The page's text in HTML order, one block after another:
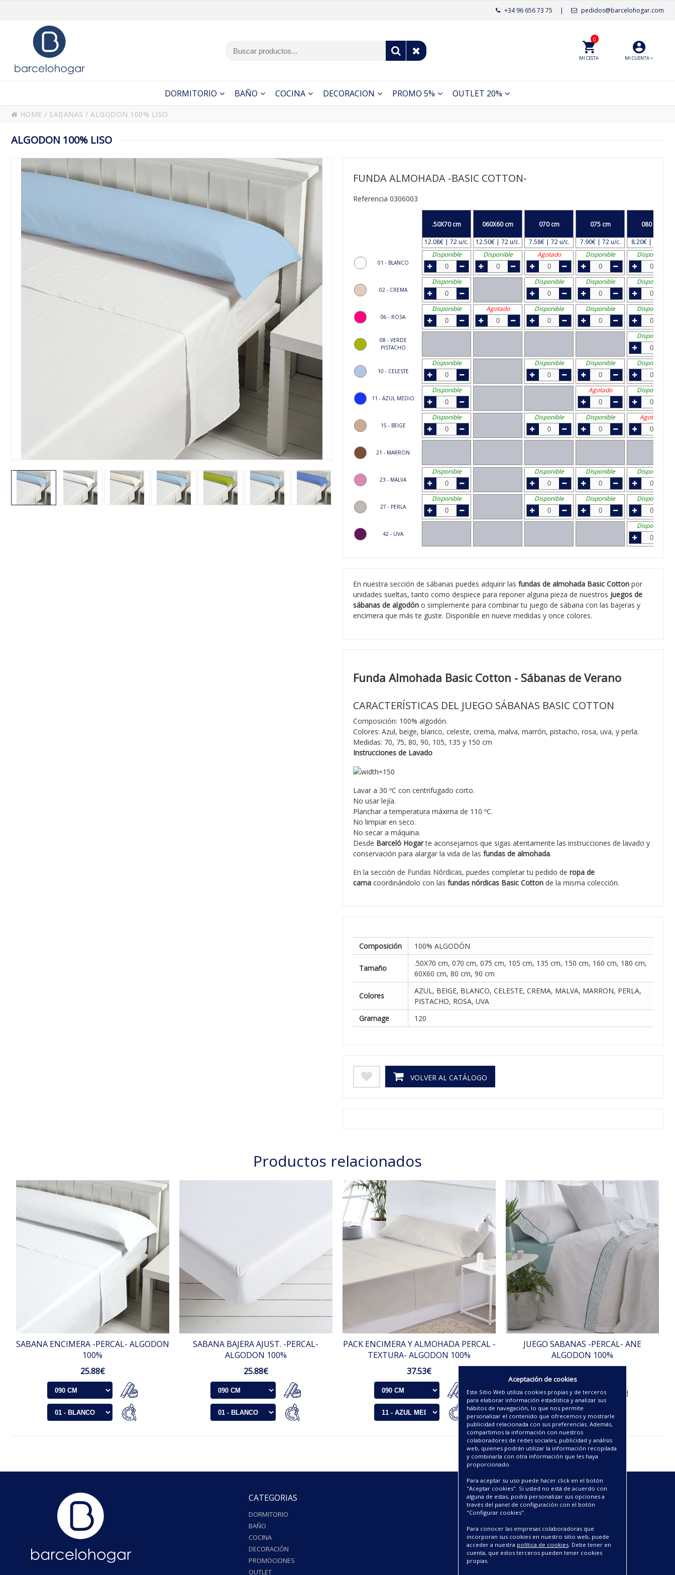
pedidos@barcelohogar.com
|
+34 96 656 73 75
MI CUENTA
MI CESTA
0
DORMITORIO BAÑO COCINA DECORACION PROMO 5% OUTLET 20%
HOME / SABANAS /ALGODON 100% LISO
ALGODON 100% LISO
FUNDA ALMOHADA -BASIC COTTON-
Referencia 0306003
01 - BLANCO
02 - CREMA
06 - ROSA
08 - VERDE
PISTACHO
10 - CELESTE
11 - AZUL MEDIO
15 - BEIGE
21 - MARRON
23 - MALVA
27 - PERLA
42 - UVA
.50X70 cm
12.08€ | 72 u/c.
060X60 cm
12.50€ | 72 u/c.
070 cm
7.58€ | 72 u/c.
075 cm
7.90€ | 72 u/c.
080 cm
8.20€ | 72 u/c.
Disponible
Disponible Agotado Disponible Disponible
Disponible Disponible Disponible Disponible
Disponible Agotado Disponible Disponible Disponible
Disponible
Disponible Disponible Disponible Disponible
Disponible Agotado Disponible
Disponible Disponible Disponible Agotado
Disponible Disponible Disponible Disponible
Disponible Disponible Disponible Disponible
Disponible
En nuestra sección de sábanas puedes adquirir las fundas de almohada Basic Cotton por
unidades sueltas, tanto como despiece para reponer alguna pieza de nuestros juegos de
sábanas de algodón o simplemente para combinar tu juego de sábana con las bajeras y
encimera que más te guste. Disponible en nueve medidas y once colores.
Funda Almohada Basic Cotton - Sábanas de Verano
CARACTERÍSTICAS DEL JUEGO SÁBANAS BASIC COTTON
Composición: 100% algodón.
Colores: Azul, beige, blanco, celeste, crema, malva, marrón, pistacho, rosa, uva, y perla.
Medidas: 70, 75, 80, 90, 105, 135 y 150 cm
Instrucciones de Lavado
Lavar a 30 ºC con centrifugado corto.
No usar lejía.
Planchar a temperatura máxima de 110 ºC.
No limpiar en seco.
No secar a máquina.
Desde Barceló Hogarte aconsejamos que sigas atentamente las instrucciones de lavado y
conservación para alargar la vida de las fundas de almohada.
En la sección de Fundas Nórdicas, puedes completar tu pedido de ropa de
cama coordinándolo con las fundas nórdicas Basic Cotton de la misma colección.
Composición 100% ALGODÓN
Tamaño
.50X70 cm, 070 cm, 075 cm, 105 cm, 135 cm, 150 cm, 160 cm, 180 cm,
60X60 cm, 80 cm, 90 cm
Colores
AZUL, BEIGE, BLANCO, CELESTE, CREMA, MALVA, MARRON, PERLA,
PISTACHO, ROSA, UVA
Gramage
120
VOLVER AL CATÁLOGO
Productos relacionados
SABANA ENCIMERA -PERCAL- ALGODON
100%
25.88€
SABANA BAJERA AJUST. -PERCAL-
ALGODON 100%
25.88€
PACK ENCIMERA Y ALMOHADA PERCAL -
TEXTURA- ALGODON 100%
37.53€
JUEGO SABANAS -PERCAL- ANE
ALGODON 100%
CATEGORIAS
DORMITORIO
BAÑO
COCINA
DECORACIÓN
PROMOCIONES
OUTLET
ENLACES
CATÁLOGOS PDF
SOBRE NOSOTROS
CONDICIONES DE ENVÍO Y ENTREGA
POLÍTICA DE DEVOLUCIONES
AVISO LEGAL
Aceptación de cookies
Este Sitio Web utiliza cookies propias y de terceros
para elaborar información estadística y analizar sus
hábitos de navegación, lo que nos permite
personalizar el contenido que ofrecemos y mostrarle
publicidad relacionada con sus preferencias. Además,
compartimos la información con nuestros
colaboradores de redes sociales, publicidad y análisis
web, quienes podrán utilizar la información recopilada
y combinarla con otra información que les haya
proporcionado.
Para aceptar su uso puede hacer click en el botón
"Aceptar cookies". Si usted no está de acuerdo con
alguna de estas, podrá personalizar sus opciones a
través del panel de configuración con el botón
"Configurar cookies".
Para conocer las empresas colaboradoras que
incorporan sus cookies en nuestro sitio web, puede
acceder a nuestra política de cookies. Debe tener en
cuenta, que estos terceros pueden tener cookies
propias.